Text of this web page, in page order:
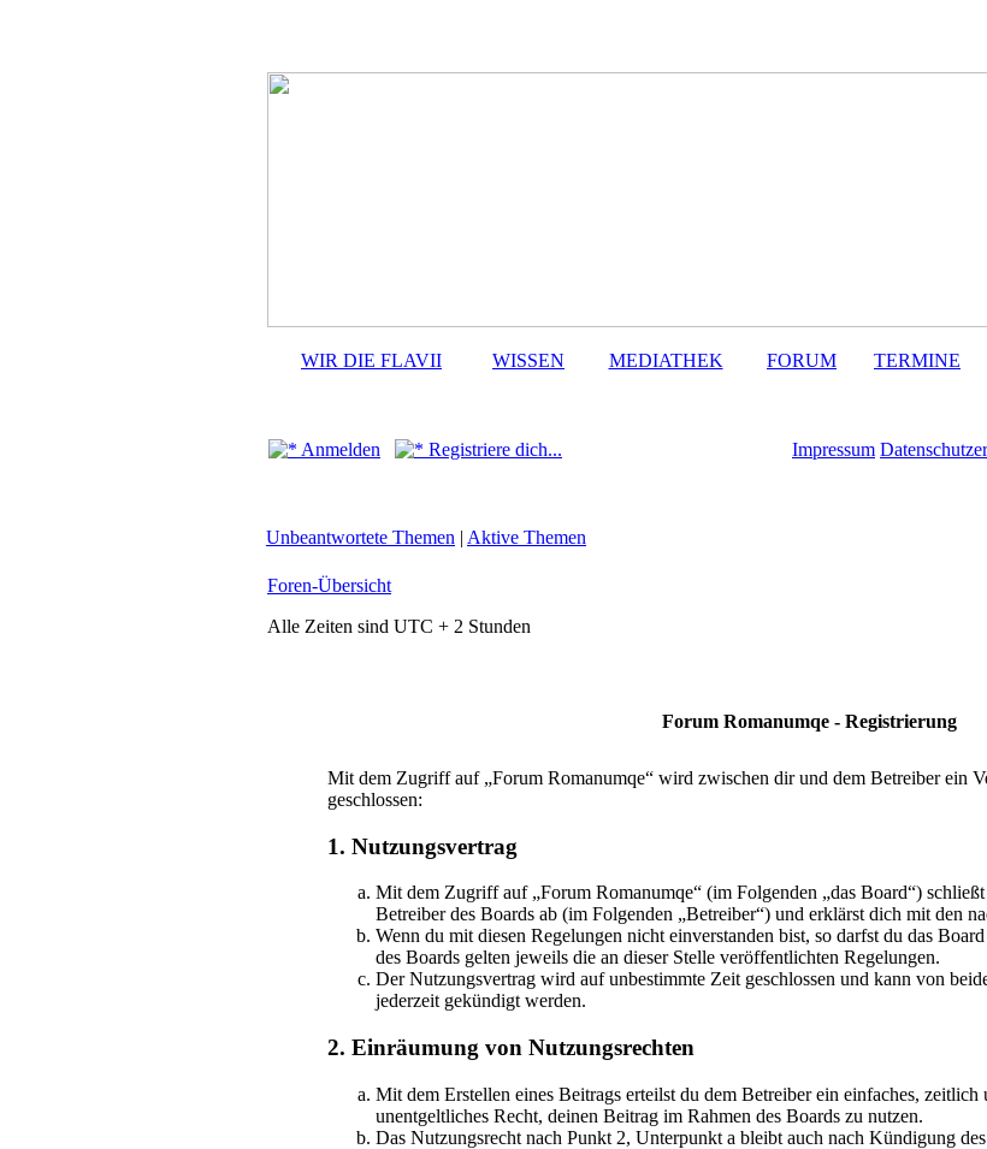
WIR DIE FLAVII WISSEN MEDIATHEK FORUM TERMINE
Anmelden Registriere dich... Impressum
Unbeantwortete Themen | Aktive Themen
Foren-Übersicht
Alle Zeiten sind UTC + 2 Stunden
Forum Romanumqe - Registrierung
Mit dem Zugriff auf „Forum Romanumqe“ wird zwischen dir und dem Betreiber ein
geschlossen:
1. Nutzungsvertrag
Mit dem Zugriff auf „Forum Romanumqe“ (im Folgenden „das Board“)
Betreiber des Boards ab (im Folgenden „Betreiber“) und erklärst dich mit den
Wenn du mit diesen Regelungen nicht einverstanden bist, so darfst du das
des Boards gelten jeweils die an dieser Stelle veröffentlichten Regelungen.
Der Nutzungsvertrag wird auf unbestimmte Zeit geschlossen und kann von
jederzeit gekündigt werden.
2. Einräumung von Nutzungsrechten
Mit dem Erstellen eines Beitrags erteilst du dem Betreiber ein einfaches, zeitlich
unentgeltliches Recht, deinen Beitrag im Rahmen des Boards zu nutzen.
Das Nutzungsrecht nach Punkt 2, Unterpunkt a bleibt auch nach Kündigung